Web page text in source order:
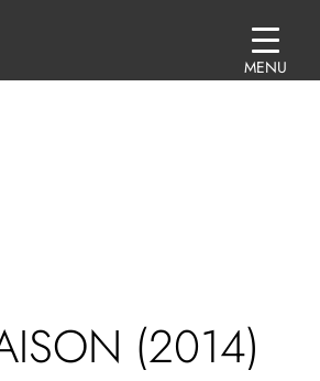
(2014)
MENU